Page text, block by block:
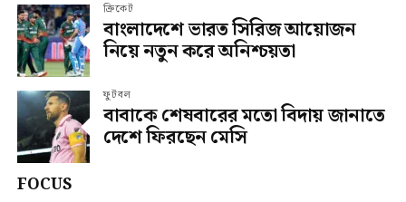
ক্রিকেট
বাংলাদেশে ভারত সিরিজ আয়োজন
নিয়ে নতুন করে অনিশ্চয়তা
ফুটবল
বাবাকে শেষবারের মতো বিদায় জানাতে
দেশে ফিরছেন মেসি
FOCUS